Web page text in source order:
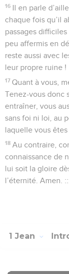
16 Il en parle
chaque fois qu’il
passages
peu affermis en
reste aussi avec
leur propre ruine !
17 Quant à vous,
Tenez-vous donc
entraîner, vous
sans foi ni loi, au
laquelle vous êtes
18 Au contraire,
connaissance de
lui soit la gloire
l’éternité. Amen.
1 Jean